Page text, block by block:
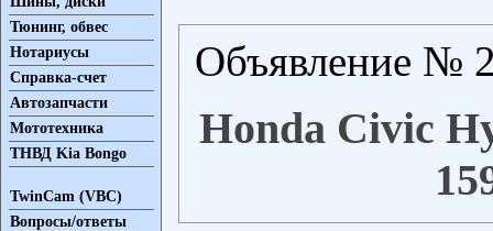
Тюнинг, обвес
Нотариусы
Справка-счет
Автозапчасти
Мототехника
ТНВД Kia Bongo
TwinCam (VBC)
Вопросы/ответы
Объявление №
Honda Civic